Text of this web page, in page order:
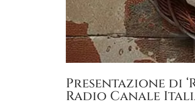
Presentazione di
Radio Canale